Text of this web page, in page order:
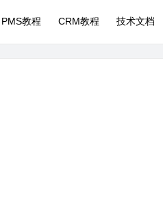
PMS教程 CRM教程 技术文档